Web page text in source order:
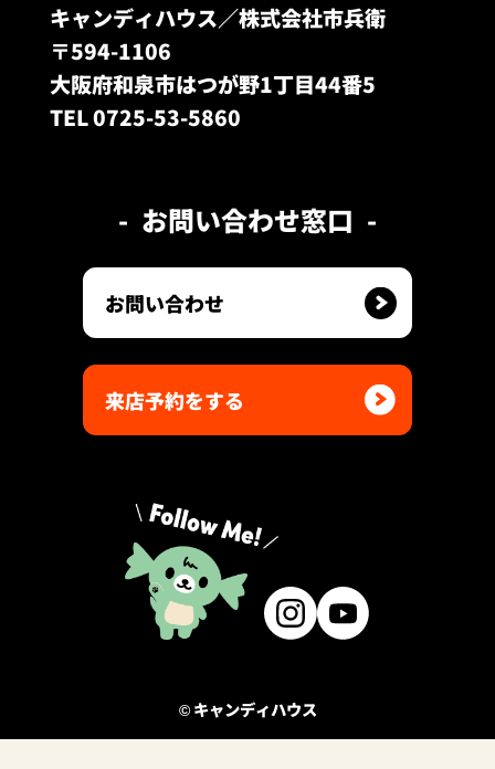
キャンディハウス／株式会社市兵衛
〒594-1106
大阪府和泉市はつが野1丁目44番5
TEL 0725-53-5860
お問い合わせ窓口
お問い合わせ
来店予約をする
© キャンディハウス